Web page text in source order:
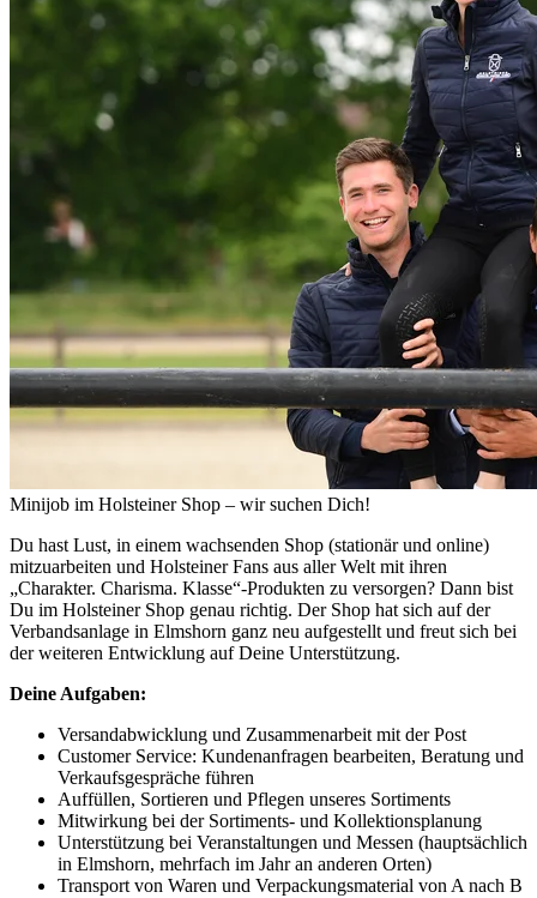
Minijob im Holsteiner Shop – wir suchen Dich!
Du hast Lust, in einem wachsenden Shop (stationär und online)
mitzuarbeiten und Holsteiner Fans aus aller Welt mit ihren
„Charakter. Charisma. Klasse“-Produkten zu versorgen? Dann bist
Du im Holsteiner Shop genau richtig. Der Shop hat sich auf der
Verbandsanlage in Elmshorn ganz neu aufgestellt und freut sich bei
der weiteren Entwicklung auf Deine Unterstützung.
Deine Aufgaben:
Versandabwicklung und Zusammenarbeit mit der Post
Customer Service: Kundenanfragen bearbeiten, Beratung und
Verkaufsgespräche führen
Auffüllen, Sortieren und Pflegen unseres Sortiments
Mitwirkung bei der Sortiments- und Kollektionsplanung
Unterstützung bei Veranstaltungen und Messen (hauptsächlich
in Elmshorn, mehrfach im Jahr an anderen Orten)
Transport von Waren und Verpackungsmaterial von A nach B